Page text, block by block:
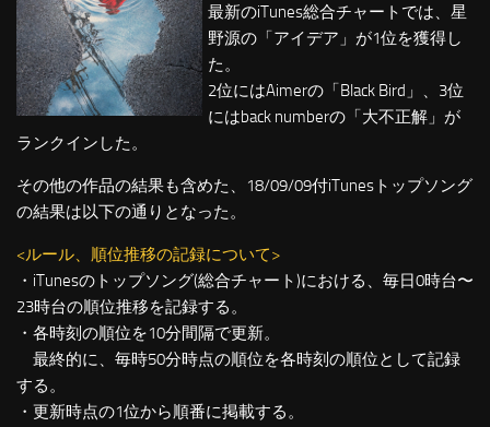
最新のiTunes総合チャートでは、星
野源の「アイデア」が1位を獲得し
た。
2位にはAimerの「Black Bird」、3位
にはback numberの「大不正解」が
ランクインした。
その他の作品の結果も含めた、18/09/09付iTunesトップソング
の結果は以下の通りとなった。
<ルール、順位推移の記録について>
・iTunesのトップソング(総合チャート)における、毎日0時台〜
23時台の順位推移を記録する。
・各時刻の順位を10分間隔で更新。
最終的に、毎時50分時点の順位を各時刻の順位として記録
する。
・更新時点の1位から順番に掲載する。